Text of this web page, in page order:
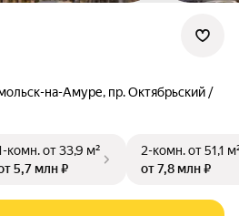
на-Амуре, пр. Октябрьский /
комн.от 33,9 м²
5,7 млн ₽
2-комн.от 51,1
от 7,8 млн ₽